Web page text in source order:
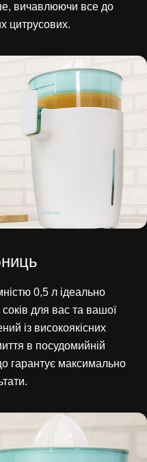
вичавлюючи все до
цитрусових.
0,5 л ідеально
для вас та вашої
із високоякісних
в посудомийній
гарантує максимально